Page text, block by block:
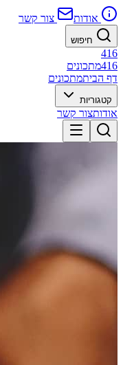
אודות צור קשר
חיפוש
416
416מתכונים
דף הביתמתכונים
קטגוריות
אודותצור קשר